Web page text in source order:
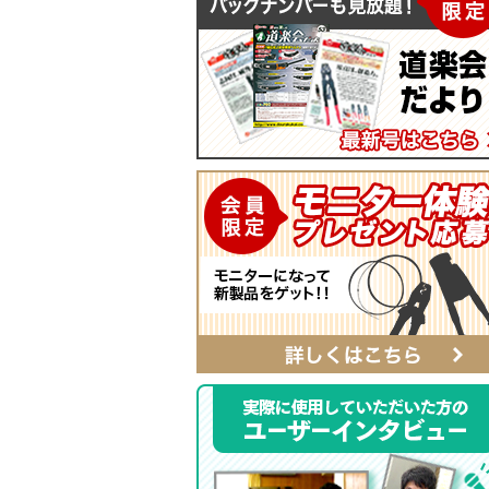
マイティープーラー
電工ジョイント
自動ポンチ
全ネジレンチ・ソケット
LEDライト
カチッとホルダー
SmartShuttoシリーズ
ソフトフィットシリーズ
SmartEdgeシリーズ
ハイクオリティ・レザーシリーズ
レザーシリーズ ナチュラル&ブラック
タイプ
ベルト
αシリーズ
タフロン電工ポケット
ハンマーホルダー